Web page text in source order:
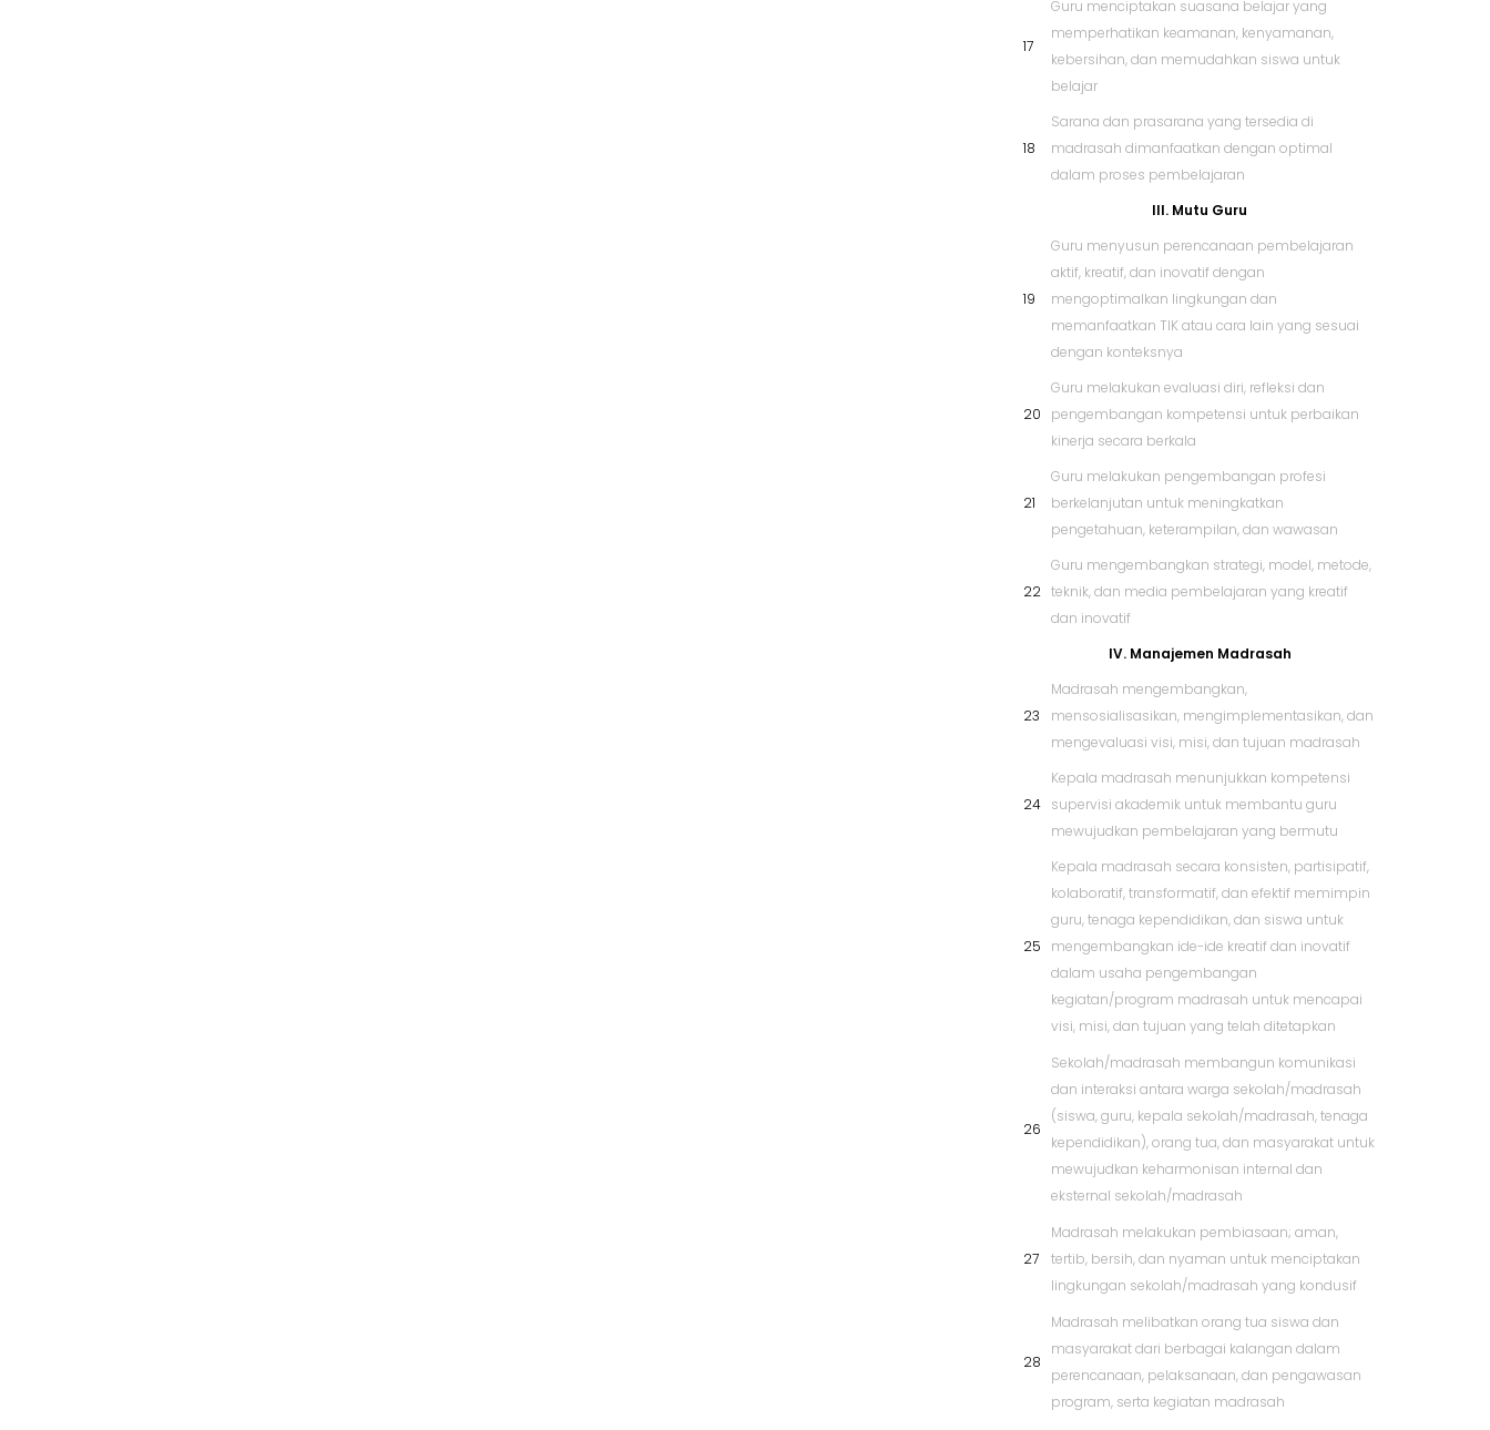
17
Guru menciptakan suasana belajar yang
memperhatikan keamanan, kenyamanan,
kebersihan, dan memudahkan siswa untuk
belajar
18
Sarana dan prasarana yang tersedia di
madrasah dimanfaatkan dengan optimal
dalam proses pembelajaran
III. Mutu Guru
19
Guru menyusun perencanaan pembelajaran
aktif, kreatif, dan inovatif dengan
mengoptimalkan lingkungan dan
memanfaatkan TIK atau cara lain yang sesuai
dengan konteksnya
20
Guru melakukan evaluasi diri, refleksi dan
pengembangan kompetensi untuk perbaikan
kinerja secara berkala
21
Guru melakukan pengembangan profesi
berkelanjutan untuk meningkatkan
pengetahuan, keterampilan, dan wawasan
22
Guru mengembangkan strategi, model, metode,
teknik, dan media pembelajaran yang kreatif
dan inovatif
IV. Manajemen Madrasah
23
Madrasah mengembangkan,
mensosialisasikan, mengimplementasikan, dan
mengevaluasi visi, misi, dan tujuan madrasah
24
Kepala madrasah menunjukkan kompetensi
supervisi akademik untuk membantu guru
mewujudkan pembelajaran yang bermutu
25
Kepala madrasah secara konsisten, partisipatif,
kolaboratif, transformatif, dan efektif memimpin
guru, tenaga kependidikan, dan siswa untuk
mengembangkan ide-ide kreatif dan inovatif
dalam usaha pengembangan
kegiatan/program madrasah untuk mencapai
visi, misi, dan tujuan yang telah ditetapkan
26
Sekolah/madrasah membangun komunikasi
dan interaksi antara warga sekolah/madrasah
(siswa, guru, kepala sekolah/madrasah, tenaga
kependidikan), orang tua, dan masyarakat untuk
mewujudkan keharmonisan internal dan
eksternal sekolah/madrasah
27
Madrasah melakukan pembiasaan; aman,
tertib, bersih, dan nyaman untuk menciptakan
lingkungan sekolah/madrasah yang kondusif
28
Madrasah melibatkan orang tua siswa dan
masyarakat dari berbagai kalangan dalam
perencanaan, pelaksanaan, dan pengawasan
program, serta kegiatan madrasah